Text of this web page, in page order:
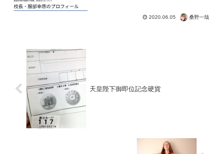
管理したり問題をつくる側の人間だか
2020.06.05 桑野一哉
天皇陛下御即位記念硬貨